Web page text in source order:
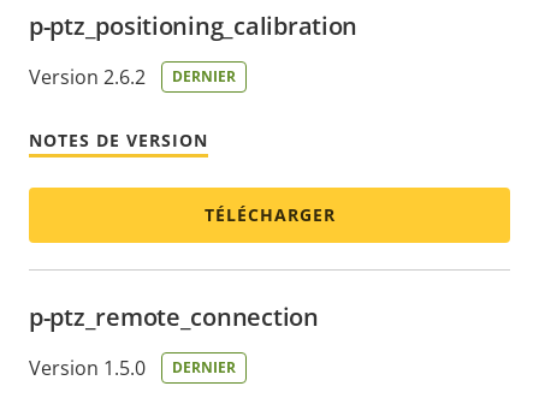
p-ptz_positioning_calibration
Version 2.6.2 DERNIER
NOTES DE VERSION
TÉLÉCHARGER
p-ptz_remote_connection
Version 1.5.0 DERNIER